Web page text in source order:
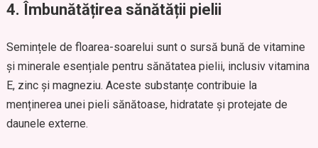
4. Îmbunătățirea sănătății pielii
Semințele de floarea-soarelui sunt o sursă bună de vitamine
și minerale esențiale pentru sănătatea pielii, inclusiv vitamina
E, zinc și magneziu. Aceste substanțe contribuie la
menținerea unei pieli sănătoase, hidratate și protejate de
daunele externe.